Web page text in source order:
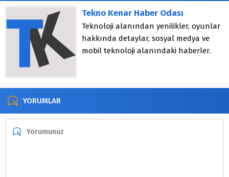
Tekno Kenar Haber Odası
Teknoloji alanından yenilikler, oyunlar
hakkında detaylar, sosyal medya ve
mobil teknoloji alanındaki haberler.
YORUMLAR